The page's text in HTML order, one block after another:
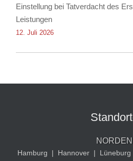
Einstellung bei Tatverdacht des
Leistungen
12. Juli 2026
NORDEN
Hamburg | Hannover | Lüneburg